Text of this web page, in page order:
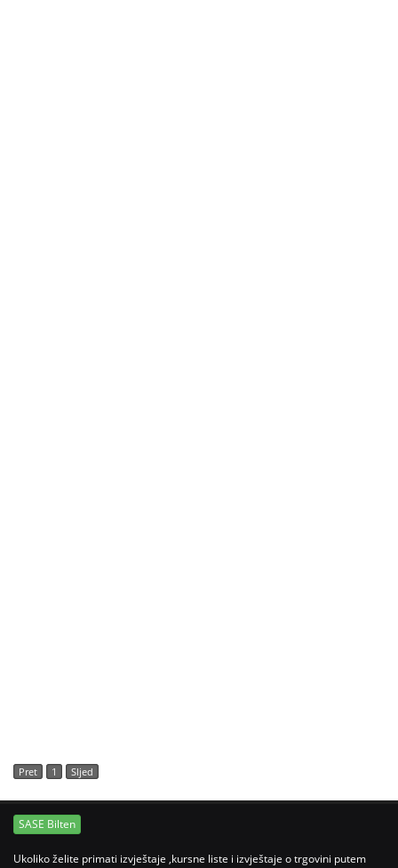
Pret 1 Sljed
SASE Bilten
Ukoliko želite primati izvještaje ,kursne liste i izvještaje o trgovini putem